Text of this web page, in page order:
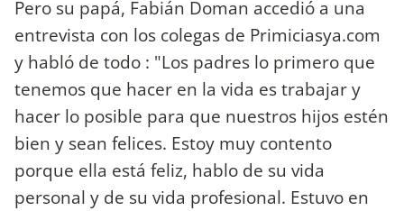
Pero su papá, Fabián Doman accedió a una
entrevista con los colegas de Primiciasya.com
y habló de todo : "Los padres lo primero que
tenemos que hacer en la vida es trabajar y
hacer lo posible para que nuestros hijos estén
bien y sean felices. Estoy muy contento
porque ella está feliz, hablo de su vida
personal y de su vida profesional. Estuvo en